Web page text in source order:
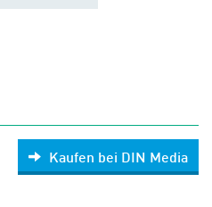
Kaufen bei DIN Media